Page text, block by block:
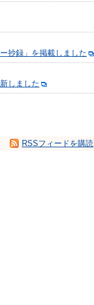
抄録」を掲載しました
しました
RSSフィードを購読